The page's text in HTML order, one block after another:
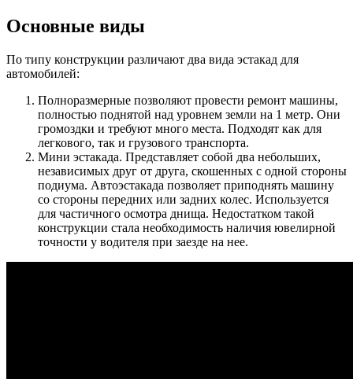
Основные виды
По типу конструкции различают два вида эстакад для
автомобилей:
Полноразмерные позволяют провести ремонт машины,
полностью поднятой над уровнем земли на 1 метр. Они
громоздки и требуют много места. Подходят как для
легкового, так и грузового транспорта.
Мини эстакада. Представляет собой два небольших,
независимых друг от друга, скошенных с одной стороны
подиума. Автоэстакада позволяет приподнять машину
со стороны передних или задних колес. Используется
для частичного осмотра днища. Недостатком такой
конструкции стала необходимость наличия ювелирной
точности у водителя при заезде на нее.